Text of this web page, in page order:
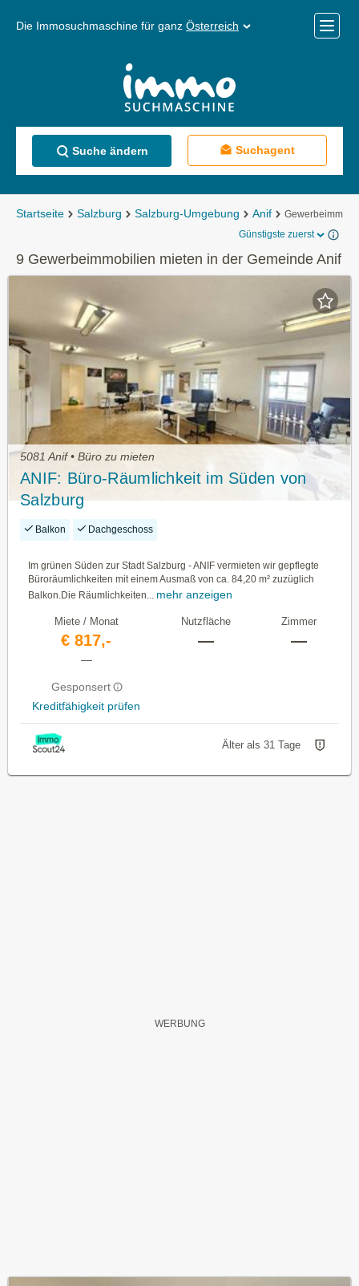
Die Immosuchmaschine für ganz Österreich
Menü
Suche ändern Suchagent
Startseite Salzburg Salzburg-Umgebung Anif
Günstigste zuerst
9 Gewerbeimmobilien mieten in der Gemeinde Anif
5081 Anif • Büro zu mieten
ANIF: Büro-Räumlichkeit im Süden von
Salzburg
Balkon Dachgeschoss
Im grünen Süden zur Stadt Salzburg - ANIF vermieten wir gepflegte
Büroräumlichkeiten mit einem Ausmaß von ca. 84,20 m² zuzüglich
Balkon.Die Räumlichkeiten...
mehr anzeigen
Miete / Monat
€ 817,-
—
Gesponsert
Kreditfähigkeit prüfen
Nutzfläche
—
Zimmer
—
Älter als 31 Tage